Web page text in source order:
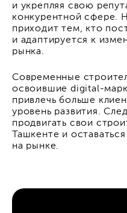
и укрепляя свою
конкурентной сфере.
приходит тем, кто
и адаптируется к
рынка.
Современные
освоившие digital-
привлечь больше
уровень развития.
продвигать свои
Ташкенте и
на рынке.